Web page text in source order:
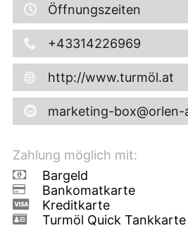
Öffnungszeiten
+43314226969
http://www.turmöl.at
marketing-box@orlen-
Zahlung möglich mit:
Bargeld
Bankomatkarte
Kreditkarte
Turmöl Quick Tankkarte